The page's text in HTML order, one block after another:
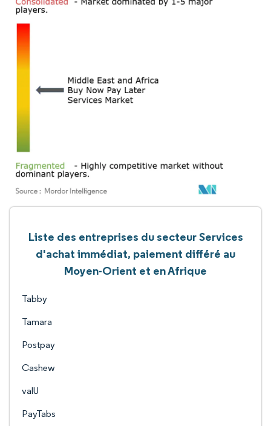
Liste des entreprises du secteur Services
d'achat immédiat, paiement différé au
Moyen-Orient et en Afrique
Tabby
Tamara
Postpay
Cashew
valU
PayTabs